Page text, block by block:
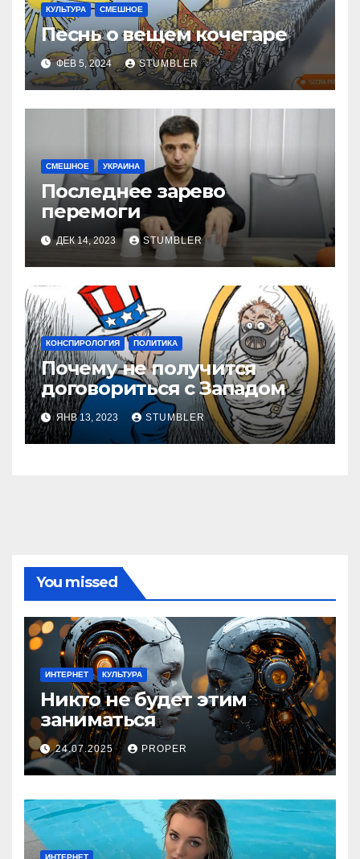
КУЛЬТУРА СМЕШНОЕ
Песнь о вещем кочегаре
ФЕВ 5, 2024 STUMBLER
СМЕШНОЕ УКРАИНА
Последнее зарево
перемоги
ДЕК 14, 2023 STUMBLER
КОНСПИРОЛОГИЯ ПОЛИТИКА
Почему не получится
договориться с Западом
ЯНВ 13, 2023 STUMBLER
You missed
ИНТЕРНЕТ КУЛЬТУРА
Никто не будет этим
заниматься
24.07.2025 PROPER